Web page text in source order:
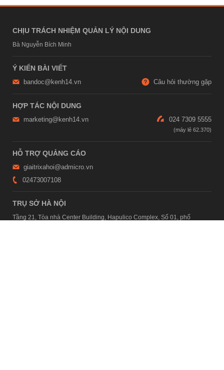
CHỊU TRÁCH NHIỆM QUẢN LÝ NỘI DUNG
Bà Nguyễn Bích Minh
Ý KIẾN BÀI VIẾT
bandoc@kenh14.vn Câu hỏi thường gặp
HỢP TÁC NỘI DUNG
marketing@kenh14.vn 024 7309 5555
HỖ TRỢ QUẢNG CÁO
giaitrixahoi@admicro.vn
02473007108
TRỤ SỞ HÀ NỘI
Tầng 21, Tòa nhà Center Building, Hapulico Complex, Số 01, phố